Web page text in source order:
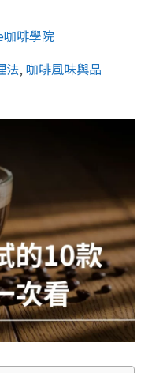
啡學院
法, 咖啡風味與品